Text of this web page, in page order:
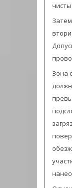
Зона